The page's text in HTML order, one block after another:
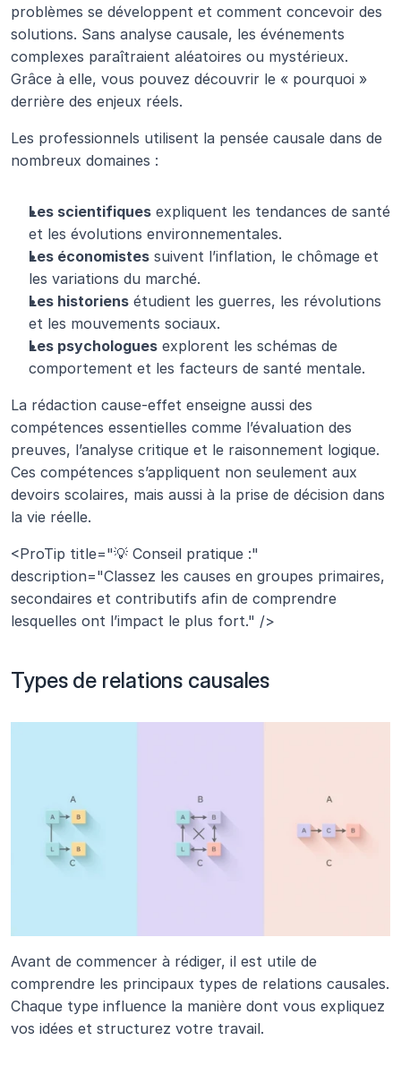
problèmes se développent et comment concevoir des
solutions. Sans analyse causale, les événements
complexes paraîtraient aléatoires ou mystérieux.
Grâce à elle, vous pouvez découvrir le « pourquoi »
derrière des enjeux réels.
Les professionnels utilisent la pensée causale dans de
nombreux domaines :
Les scientifiques expliquent les tendances de santé
et les évolutions environnementales.
Les économistes suivent l’inflation, le chômage et
les variations du marché.
Les historiens étudient les guerres, les révolutions
et les mouvements sociaux.
Les psychologues explorent les schémas de
comportement et les facteurs de santé mentale.
La rédaction cause-effet enseigne aussi des
compétences essentielles comme l’évaluation des
preuves, l’analyse critique et le raisonnement logique.
Ces compétences s’appliquent non seulement aux
devoirs scolaires, mais aussi à la prise de décision dans
la vie réelle.
<ProTip title="💡 Conseil pratique :"
description="Classez les causes en groupes primaires,
secondaires et contributifs afin de comprendre
lesquelles ont l’impact le plus fort." />
Types de relations causales
Avant de commencer à rédiger, il est utile de
comprendre les principaux types de relations causales.
Chaque type influence la manière dont vous expliquez
vos idées et structurez votre travail.